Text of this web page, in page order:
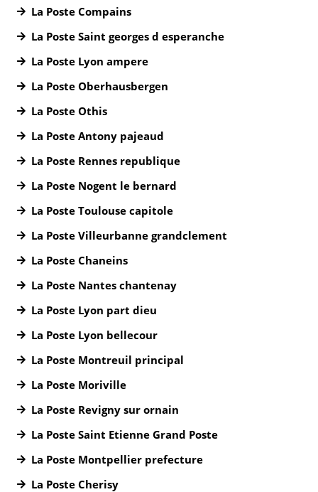
La Poste Compains
La Poste Saint georges d esperanche
La Poste Lyon ampere
La Poste Oberhausbergen
La Poste Othis
La Poste Antony pajeaud
La Poste Rennes republique
La Poste Nogent le bernard
La Poste Toulouse capitole
La Poste Villeurbanne grandclement
La Poste Chaneins
La Poste Nantes chantenay
La Poste Lyon part dieu
La Poste Lyon bellecour
La Poste Montreuil principal
La Poste Moriville
La Poste Revigny sur ornain
La Poste Saint Etienne Grand Poste
La Poste Montpellier prefecture
La Poste Cherisy